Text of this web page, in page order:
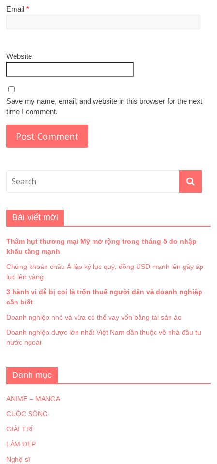
Email*
Website
Save my name, email, and website in this browser for the next
time I comment.
Bài viết mới
Thâm hụt thương mại Mỹ mở rộng trong tháng 5 do nhập
khẩu tăng mạnh
Chứng khoán châu Á lập kỷ lục quý, đồng USD mạnh lên gây áp
lực lên vàng
3 hành vi dễ bị coi là trốn thuế người dân và doanh nghiệp
cần biết
Doanh nghiệp nhỏ và vừa có thể vay vốn bằng tài sản ảo
Doanh nghiệp dược lớn nhất Việt Nam dần thuộc về nhà đầu tư
nước ngoài
Danh mục
ANIME – MANGA
CUỘC SỐNG
GIẢI TRÍ
LÀM ĐẸP
Nghệ sĩ